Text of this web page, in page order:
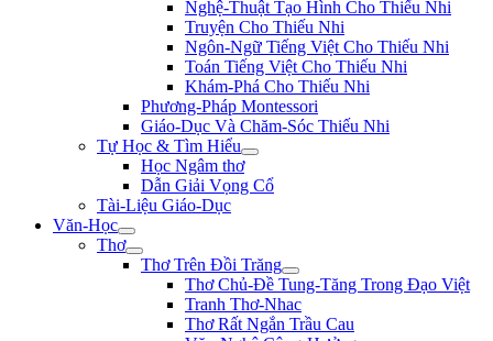
Nghệ-Thuật Tạo Hình Cho Thiếu Nhi
Truyện Cho Thiếu Nhi
Ngôn-Ngữ Tiếng Việt Cho Thiếu Nhi
Toán Tiếng Việt Cho Thiếu Nhi
Khám-Phá Cho Thiếu Nhi
Phương-Pháp Montessori
Giáo-Dục Và Chăm-Sóc Thiếu Nhi
Tự Học & Tìm Hiểu
Học Ngâm thơ
Dẫn Giải Vọng Cổ
Tài-Liệu Giáo-Dục
Văn-Học
Thơ
Thơ Trên Đồi Trăng
Thơ Chủ-Đề Tung-Tăng Trong Đạo Việt
Tranh Thơ-Nhac
Thơ Rất Ngắn Trầu Cau